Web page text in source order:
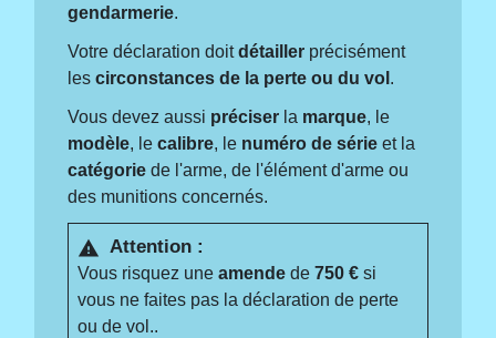
gendarmerie.
Votre déclaration doitdétailler précisément
lescirconstances de la perte ou du vol .
Vous devez aussi préciser la marque, le
modèle, lecalibre, le numéro de série et la
catégorie de l'arme, de l'élément d'arme ou
des munitions concernés.
warning Attention :
Vous risquez uneamende de750 € si
vous ne faites pas la déclaration de perte
ou de vol..